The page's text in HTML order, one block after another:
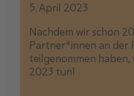
5. April 2023
Nachdem wir schon
Partner*innen an der
teilgenommen haben,
2023 tun!